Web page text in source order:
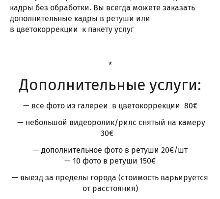
кадры без обработки. Вы всегда можете заказать
дополнительные кадры в ретуши или
в цветокоррекции к пакету услуг
*
Дополнительные услуги:
— все фото из галереи в цветокоррекции 80€
— небольшой видеоролик/рилс снятый на камеру
30€
— дополнительное фото в ретуши 20€/шт
— 10 фото в ретуши 150€
— выезд за пределы города (стоимость варьируется
от расстояния)